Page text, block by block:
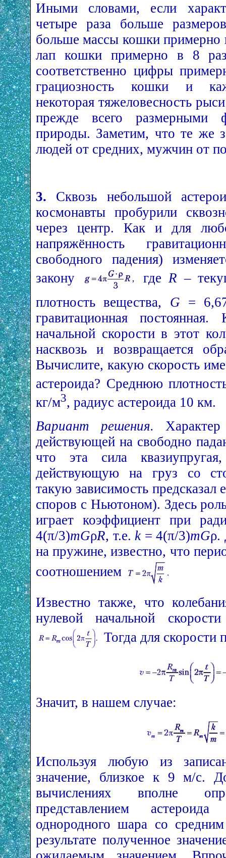
Иными словами, если
четыре раза больше
больше массы кошки примерно
лап кошки примерно в 8
соответственно цифры
грациозность кошки и
некоторая тяжеловесность
прежде всего размерными
природы. Заметим, что те же
людей от средних, мужчин от
3. Сквозь небольшой
космонавты пробурили
через центр. Как и для
напряжённость
свободного падения)
закону
гдеR –
плотность вещества, G =
гравитационная
начальной скорости в этот
насквозь и возвращается
Вычислите, какую скорость
астероида? Среднюю
кг/м3, радиус астероида 10 км.
Вариант решения.
действующей на свободно
что эта сила
действующую на груз со
такую зависимость
споров с Ньютоном). Здесь
играет коэффициент при
4(π/3)mGρR, т.е.k= 4(π/3)mGρ.
на пружине, известно, что
соотношением
Известно также, что
нулевой начальной
Тогда для скорости
Значит, в нашем случае:
Используя любую из
значение, близкое к 9 м/с.
вычислениях вполне
представлением
однородного шара со
результате полученное